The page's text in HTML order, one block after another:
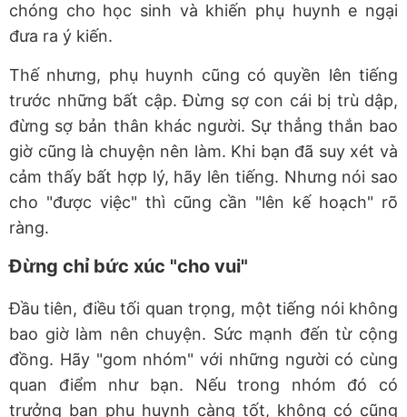
chóng cho học sinh và khiến phụ huynh e ngại
đưa ra ý kiến.
Thế nhưng, phụ huynh cũng có quyền lên tiếng
trước những bất cập. Đừng sợ con cái bị trù dập,
đừng sợ bản thân khác người. Sự thẳng thắn bao
giờ cũng là chuyện nên làm. Khi bạn đã suy xét và
cảm thấy bất hợp lý, hãy lên tiếng. Nhưng nói sao
cho "được việc" thì cũng cần "lên kế hoạch" rõ
ràng.
Đừng chỉ bức xúc "cho vui"
Đầu tiên, điều tối quan trọng, một tiếng nói không
bao giờ làm nên chuyện. Sức mạnh đến từ cộng
đồng. Hãy "gom nhóm" với những người có cùng
quan điểm như bạn. Nếu trong nhóm đó có
trưởng ban phụ huynh càng tốt, không có cũng